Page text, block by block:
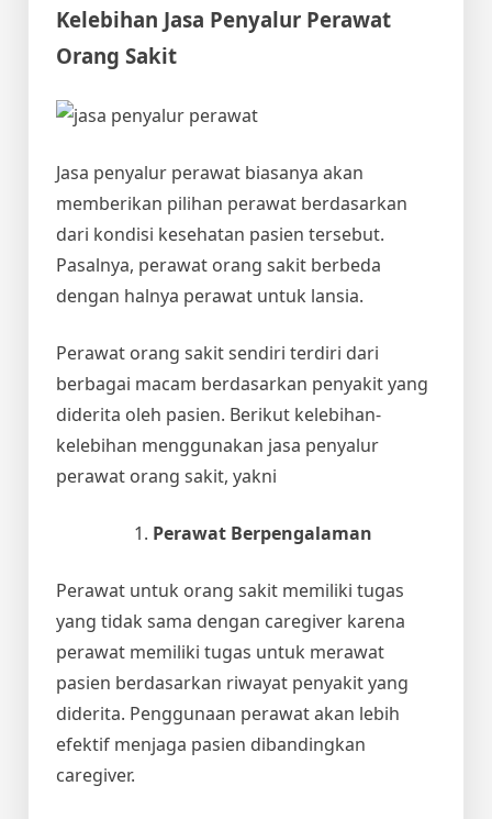
Kelebihan Jasa Penyalur Perawat
Orang Sakit
Jasa penyalur perawat biasanya akan
memberikan pilihan perawat berdasarkan
dari kondisi kesehatan pasien tersebut.
Pasalnya, perawat orang sakit berbeda
dengan halnya perawat untuk lansia.
Perawat orang sakit sendiri terdiri dari
berbagai macam berdasarkan penyakit yang
diderita oleh pasien. Berikut kelebihan-
kelebihan menggunakan jasa penyalur
perawat orang sakit, yakni
Perawat Berpengalaman
Perawat untuk orang sakit memiliki tugas
yang tidak sama dengan caregiver karena
perawat memiliki tugas untuk merawat
pasien berdasarkan riwayat penyakit yang
diderita. Penggunaan perawat akan lebih
efektif menjaga pasien dibandingkan
caregiver.